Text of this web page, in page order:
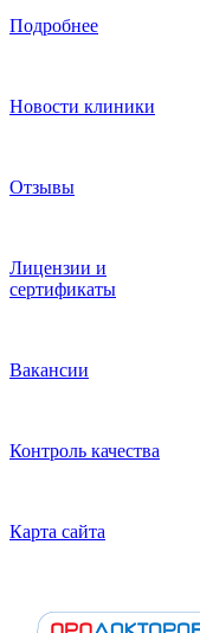
Подробнее
Новости клиники
Отзывы
Лицензии и
сертификаты
Вакансии
Контроль качества
Карта сайта